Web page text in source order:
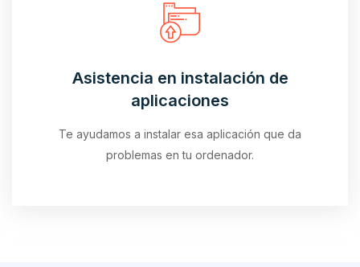
Asistencia en instalación de
aplicaciones
Te ayudamos a instalar esa aplicación que da
problemas en tu ordenador.